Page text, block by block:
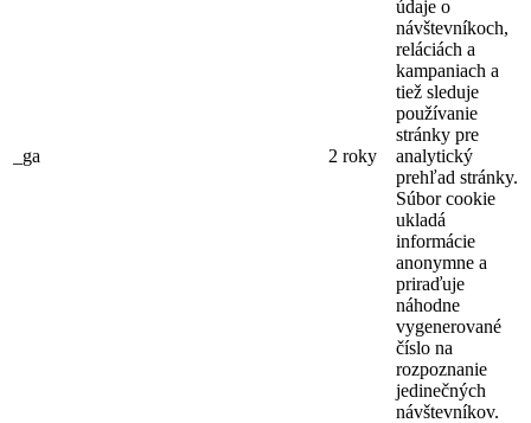
_ga 2 roky
údaje o
návštevníkoch,
reláciách a
kampaniach a
tiež sleduje
používanie
stránky pre
analytický
prehľad stránky.
Súbor cookie
ukladá
informácie
anonymne a
priraďuje
náhodne
vygenerované
číslo na
rozpoznanie
jedinečných
návštevníkov.